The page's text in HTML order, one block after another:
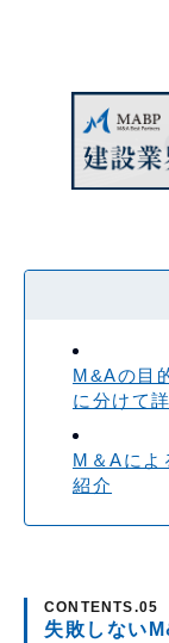
M&Aの目
に分けて
M＆Aによ
紹介
失敗しない